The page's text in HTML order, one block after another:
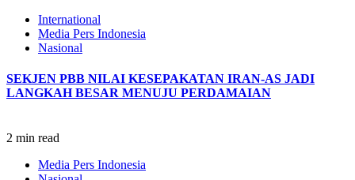
International
Media Pers Indonesia
Nasional
SEKJEN PBB NILAI KESEPAKATAN IRAN-AS JADI
LANGKAH BESAR MENUJU PERDAMAIAN
2 min read
Media Pers Indonesia